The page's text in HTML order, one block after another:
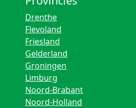
Drenthe
Flevoland
Friesland
Gelderland
Groningen
Limburg
Noord-Brabant
Noord-Holland